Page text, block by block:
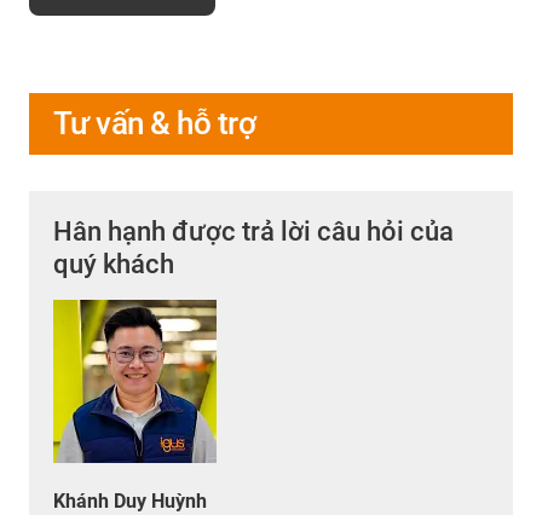
Tư vấn & hỗ trợ
Hân hạnh được trả lời câu hỏi của
quý khách
Khánh Duy Huỳnh